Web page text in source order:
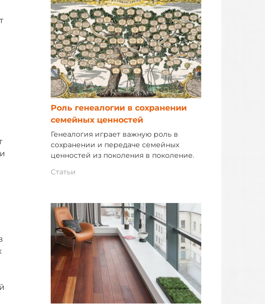
Роль генеалогии в сохранении
семейных ценностей
Генеалогия играет важную роль в
сохранении и передаче семейных
ценностей из поколения в поколение.
Статьи